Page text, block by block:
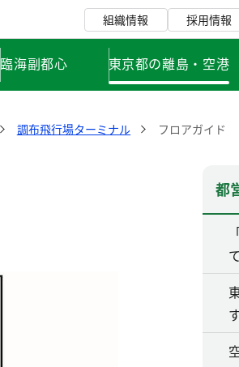
組織情報 採用情報
臨海副都心 東京都の離島・空港
調布飛行場ターミナル フロアガイド
都